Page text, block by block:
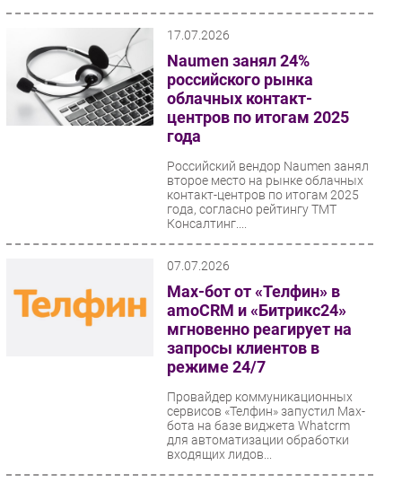
Здоровье
РАЗДЕЛЫ
Тестовый стенд
Каталог компаний
17.07.2026
Naumen занял 24%
российского рынка
облачных контакт-
центров по итогам 2025
года
Российский вендор Naumen занял
второе место на рынке облачных
контакт-центров по итогам 2025
года, согласно рейтингу ТМТ
Консалтинг....
07.07.2026
Max-бот от «Телфин» в
amoCRM и «Битрикс24»
мгновенно реагирует на
запросы клиентов в
режиме 24/7
Провайдер коммуникационных
сервисов «Телфин» запустил Max-
бота на базе виджета Whatcrm
для автоматизации обработки
входящих лидов...